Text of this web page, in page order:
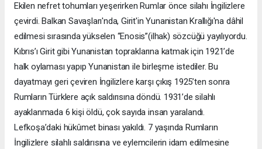
Ekilen nefret tohumları yeşerirken Rumlar önce silahı İngilizlere
çevirdi. Balkan Savaşları'nda, Girit'in Yunanistan Krallığı'na dâhil
edilmesi sırasında yükselen “Enosis”(ilhak) sözcüğü yayılıyordu.
Kıbrıs’ı Girit gibi Yunanistan topraklarına katmak için 1921’de
halk oylaması yapıp Yunanistan ile birleşme istediler. Bu
dayatmayı geri çeviren İngilizlere karşı çıkış 1925’ten sonra
Rumların Türklere açık saldırısına döndü. 1931’de silahlı
ayaklanmada 6 kişi öldü, çok sayıda insan yaralandı.
Lefkoşa’daki hükûmet binası yakıldı. 7 yaşında Rumların
İngilizlere silahlı saldırısına ve eylemcilerin idam edilmesine